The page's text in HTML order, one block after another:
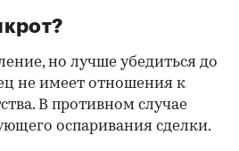
но лучше убедиться до
не имеет отношения к
В противном случае
оспаривания сделки.